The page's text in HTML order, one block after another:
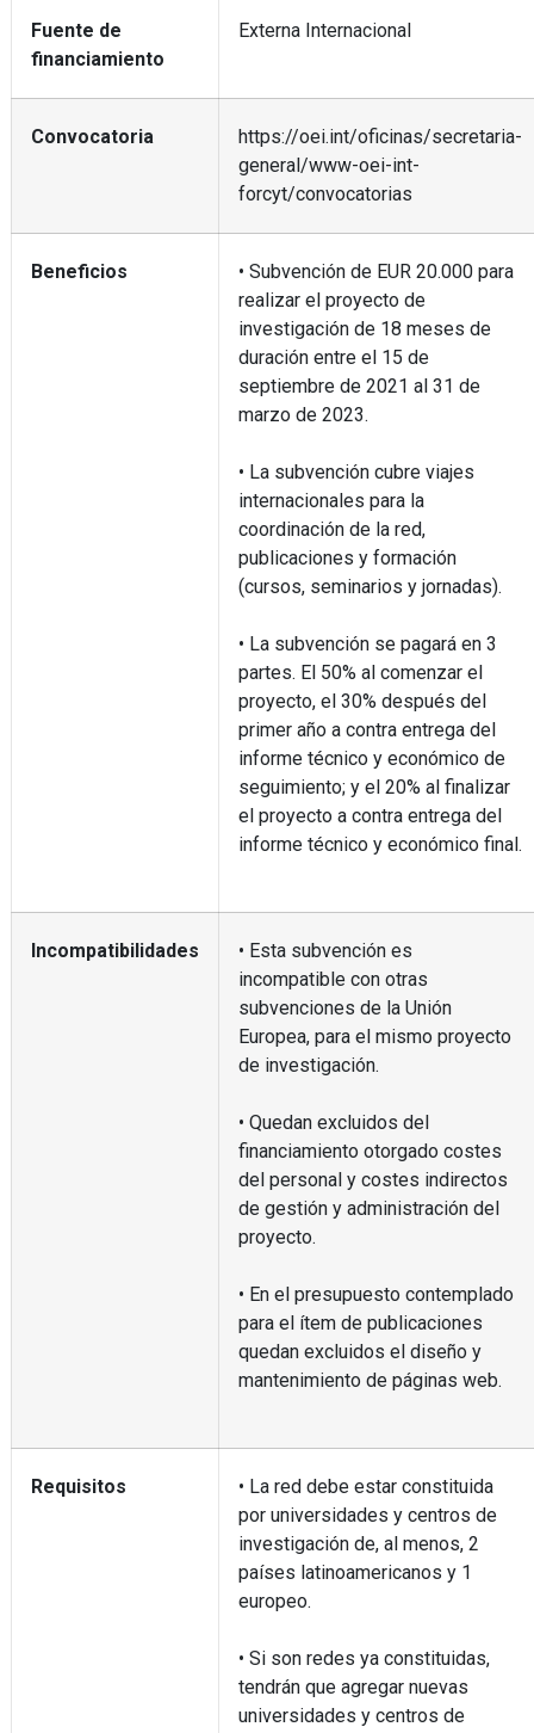
Fuente de
financiamiento
Externa Internacional
Convocatoria
https://oei.int/oficinas/secretaria-
general/www-oei-int-
forcyt/convocatorias
Beneficios
• Subvención de EUR 20.000 para
realizar el proyecto de
investigación de 18 meses de
duración entre el 15 de
septiembre de 2021 al 31 de
marzo de 2023.
• La subvención cubre viajes
internacionales para la
coordinación de la red,
publicaciones y formación
(cursos, seminarios y jornadas).
• La subvención se pagará en 3
partes. El 50% al comenzar el
proyecto, el 30% después del
primer año a contra entrega del
informe técnico y económico de
seguimiento; y el 20% al finalizar
el proyecto a contra entrega del
informe técnico y económico final.
Incompatibilidades
• Esta subvención es
incompatible con otras
subvenciones de la Unión
Europea, para el mismo proyecto
de investigación.
• Quedan excluidos del
financiamiento otorgado costes
del personal y costes indirectos
de gestión y administración del
proyecto.
• En el presupuesto contemplado
para el ítem de publicaciones
quedan excluidos el diseño y
mantenimiento de páginas web.
Requisitos
• La red debe estar constituida
por universidades y centros de
investigación de, al menos, 2
países latinoamericanos y 1
europeo.
• Si son redes ya constituidas,
tendrán que agregar nuevas
universidades y centros de